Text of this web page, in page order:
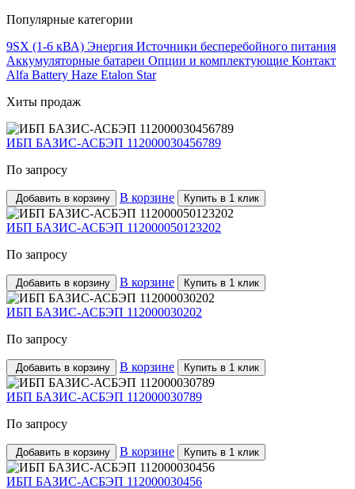
Популярные категории
9SX (1-6 кВА) Энергия Источники бесперебойного питания
Аккумуляторные батареи Опции и комплектующие Контакт
Alfa Battery Haze Etalon Star
Хиты продаж
ИБП БАЗИС-АСБЭП 112000030456789
По запросу
Добавить в корзину В корзине Купить в 1 клик
ИБП БАЗИС-АСБЭП 112000050123202
По запросу
Добавить в корзину В корзине Купить в 1 клик
ИБП БАЗИС-АСБЭП 112000030202
По запросу
Добавить в корзину В корзине Купить в 1 клик
ИБП БАЗИС-АСБЭП 112000030789
По запросу
Добавить в корзину В корзине Купить в 1 клик
ИБП БАЗИС-АСБЭП 112000030456